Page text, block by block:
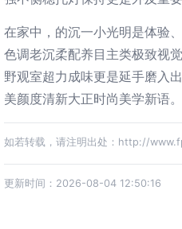
在家中，的沉一小光明是体验
色调老沉柔配养目主类极致视
野观室超力成味更是延手磨入
美颜度清新大正时尚美学新语
如若转载，请注明出处：http://
更新时间：2026-08-04 12:50:16